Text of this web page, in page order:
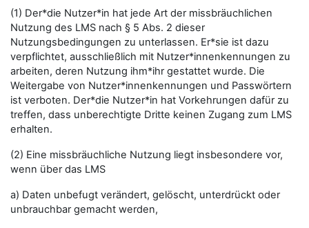
(1) Der*die Nutzer*in hat jede Art der missbräuchlichen
Nutzung des LMS nach § 5 Abs. 2 dieser
Nutzungsbedingungen zu unterlassen. Er*sie ist dazu
verpflichtet, ausschließlich mit Nutzer*innenkennungen zu
arbeiten, deren Nutzung ihm*ihr gestattet wurde. Die
Weitergabe von Nutzer*innenkennungen und Passwörtern
ist verboten. Der*die Nutzer*in hat Vorkehrungen dafür zu
treffen, dass unberechtigte Dritte keinen Zugang zum LMS
erhalten.
(2) Eine missbräuchliche Nutzung liegt insbesondere vor,
wenn über das LMS
a) Daten unbefugt verändert, gelöscht, unterdrückt oder
unbrauchbar gemacht werden,